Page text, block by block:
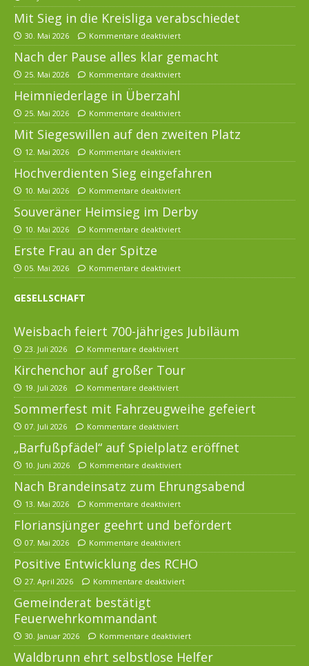
Mit Sieg in die Kreisliga verabschiedet
30. Mai 2026 Kommentare deaktiviert
Nach der Pause alles klar gemacht
25. Mai 2026 Kommentare deaktiviert
Heimniederlage in Überzahl
25. Mai 2026 Kommentare deaktiviert
Mit Siegeswillen auf den zweiten Platz
12. Mai 2026 Kommentare deaktiviert
Hochverdienten Sieg eingefahren
10. Mai 2026 Kommentare deaktiviert
Souveräner Heimsieg im Derby
10. Mai 2026 Kommentare deaktiviert
Erste Frau an der Spitze
05. Mai 2026 Kommentare deaktiviert
GESELLSCHAFT
Weisbach feiert 700-jähriges Jubiläum
23. Juli 2026 Kommentare deaktiviert
Kirchenchor auf großer Tour
19. Juli 2026 Kommentare deaktiviert
Sommerfest mit Fahrzeugweihe gefeiert
07. Juli 2026 Kommentare deaktiviert
„Barfußpfädel“ auf Spielplatz eröffnet
10. Juni 2026 Kommentare deaktiviert
Nach Brandeinsatz zum Ehrungsabend
13. Mai 2026 Kommentare deaktiviert
Floriansjünger geehrt und befördert
07. Mai 2026 Kommentare deaktiviert
Positive Entwicklung des RCHO
27. April 2026 Kommentare deaktiviert
Gemeinderat bestätigt
Feuerwehrkommandant
30. Januar 2026 Kommentare deaktiviert
Waldbrunn ehrt selbstlose Helfer